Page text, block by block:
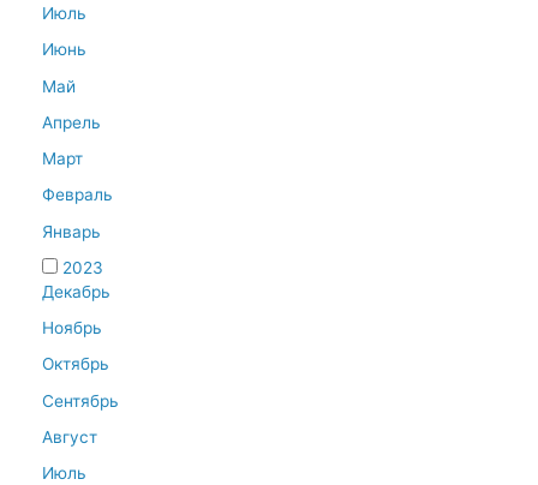
Июль
Июнь
Май
Апрель
Март
Февраль
Январь
2023
Декабрь
Ноябрь
Октябрь
Сентябрь
Август
Июль